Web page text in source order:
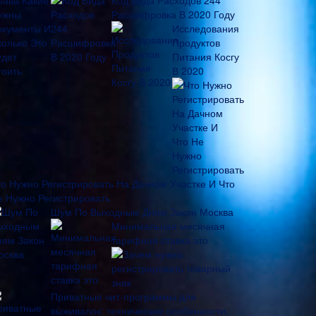
Расшифровка В 2020 Году
Исследования
Продуктов
Питания Косгу
В 2020
Нужно Регистрировать На Дачном Участке И Что
Нужно Регистрировать
Шум По Выходным Дням Закон Москва
Минимальная месячная
тарифная ставка это
Зачем нужно
регистрировать товарный
знак
Приватные чит-программы для
выживалок: технические особенности,